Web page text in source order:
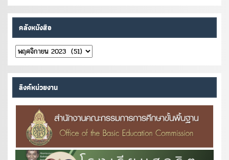
คลังหนังสือ
คลัง
หนังสือ
ลิงค์หน่วยงาน